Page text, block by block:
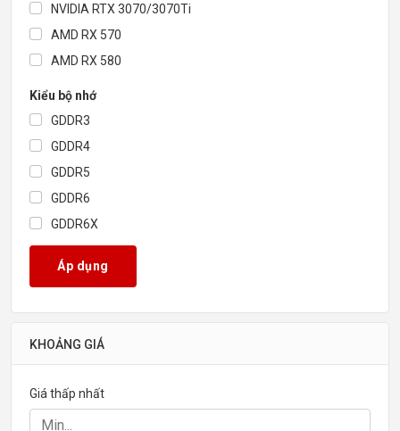
NVIDIA RTX 3070/3070Ti
AMD RX 570
AMD RX 580
Kiểu bộ nhớ
GDDR3
GDDR4
GDDR5
GDDR6
GDDR6X
Kích thước bộ nhớ
1GB
2GB
3GB
4GB
6GB
8GB
Áp dụng
KHOẢNG GIÁ
Giá thấp nhất